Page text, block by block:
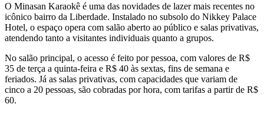
O Minasan Karaokê é uma das novidades de lazer mais recentes no
icônico bairro da Liberdade. Instalado no subsolo do Nikkey Palace
Hotel, o espaço opera com salão aberto ao público e salas privativas,
atendendo tanto a visitantes individuais quanto a grupos.
No salão principal, o acesso é feito por pessoa, com valores de R$
35 de terça a quinta-feira e R$ 40 às sextas, fins de semana e
feriados. Já as salas privativas, com capacidades que variam de
cinco a 20 pessoas, são cobradas por hora, com tarifas a partir de R$
60.